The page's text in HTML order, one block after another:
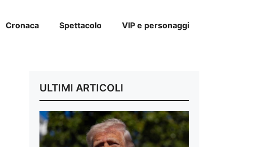
Cronaca Spettacolo VIP e personaggi
ULTIMI ARTICOLI